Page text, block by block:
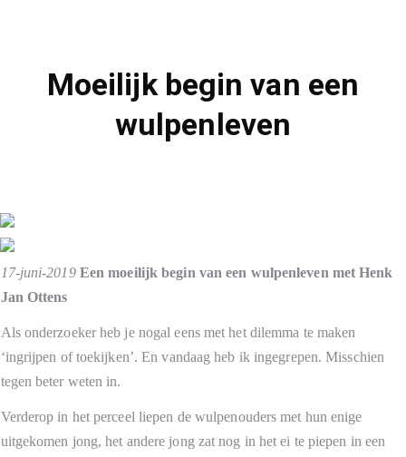
Moeilijk begin van een
wulpenleven
17-juni-2019 Een moeilijk begin van een wulpenleven met Henk
Jan Ottens
Als onderzoeker heb je nogal eens met het dilemma te maken
‘ingrijpen of toekijken’. En vandaag heb ik ingegrepen. Misschien
tegen beter weten in.
Verderop in het perceel liepen de wulpenouders met hun enige
uitgekomen jong, het andere jong zat nog in het ei te piepen in een